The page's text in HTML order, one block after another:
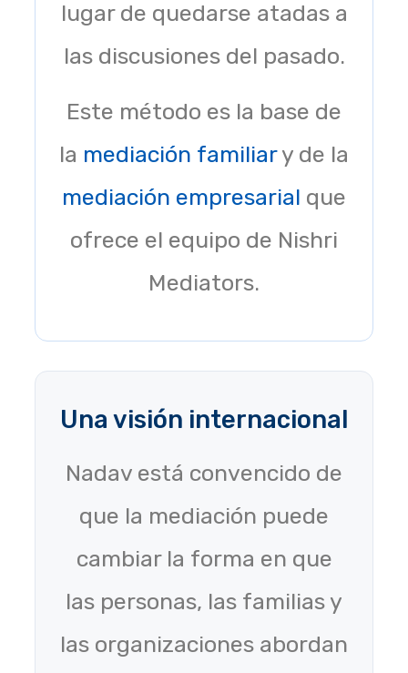
lugar de quedarse atadas a
las discusiones del pasado.
Este método es la base de
la mediación familiary de la
mediación empresarial que
ofrece el equipo de Nishri
Mediators.
Una visión internacional
Nadav está convencido de
que la mediación puede
cambiar la forma en que
las personas, las familias y
las organizaciones abordan